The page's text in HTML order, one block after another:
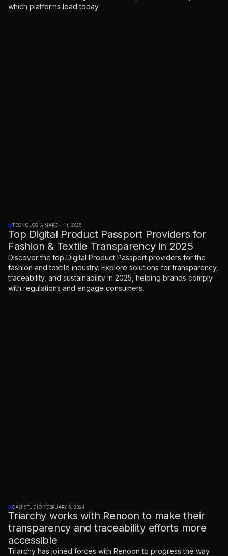
which platforms lead today.
TECNOLOGIA·MARCH 11, 2025
Top Digital Product Passport Providers for
Fashion & Textile Transparency in 2025
Discover the top Digital Product Passport providers for the
fashion and textile industry. Explore solutions for transparency,
traceability, and sustainability in 2025, helping brands comply
with regulations and engage consumers.
CASI STUDIO· FEBRUARY 6, 2024
Triarchy works with Renoon to make their
transparency and traceability efforts more
accessible
Triarchy has joined forces with Renoon to progress the way